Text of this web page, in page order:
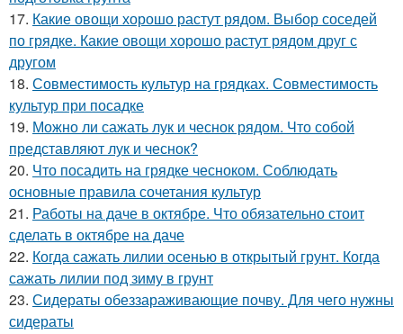
17. Какие овощи хорошо растут рядом. Выбор соседей
по грядке. Какие овощи хорошо растут рядом друг с
другом
18. Совместимость культур на грядках. Совместимость
культур при посадке
19. Можно ли сажать лук и чеснок рядом. Что собой
представляют лук и чеснок?
20. Что посадить на грядке чесноком. Соблюдать
основные правила сочетания культур
21. Работы на даче в октябре. Что обязательно стоит
сделать в октябре на даче
22. Когда сажать лилии осенью в открытый грунт. Когда
сажать лилии под зиму в грунт
23. Сидераты обеззараживающие почву. Для чего нужны
сидераты